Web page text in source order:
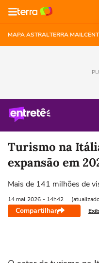
MAPA ASTRALTERRA MAIL
Turismo na
expansão em
Mais de 141 milhões de
14 mai 2026 - 14h42
Compartilhar